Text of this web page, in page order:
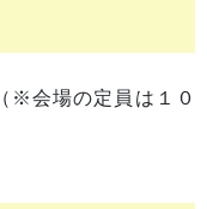
※会場の定員は１０